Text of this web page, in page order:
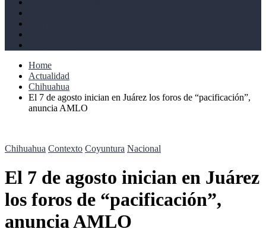
Home
Actualidad
Chihuahua
El 7 de agosto inician en Juárez los foros de “pacificación”,
anuncia AMLO
Chihuahua Contexto Coyuntura Nacional
El 7 de agosto inician en Juárez
los foros de “pacificación”,
anuncia AMLO